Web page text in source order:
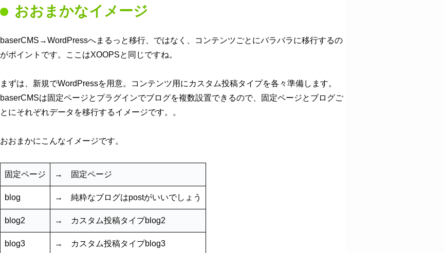
おおまかなイメージ
baserCMS→WordPressへまるっと移行、ではなく、コンテンツごとにバラバラに移行するの
がポイントです。ここはXOOPSと同じですね。
まずは、新規でWordPressを用意。コンテンツ用にカスタム投稿タイプを各々準備します。
baserCMSは固定ページとプラグインでブログを複数設置できるので、固定ページとブログご
とにそれぞれデータを移行するイメージです。。
おおまかにこんなイメージです。
固定ページ → 固定ページ
blog → 純粋なブログはpostがいいでしょう
blog2 → カスタム投稿タイプblog2
blog3 → カスタム投稿タイプblog3